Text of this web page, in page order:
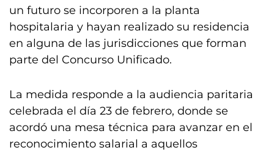
un futuro se incorporen a la planta
hospitalaria y hayan realizado su residencia
en alguna de las jurisdicciones que forman
parte del Concurso Unificado.
La medida responde a la audiencia paritaria
celebrada el día 23 de febrero, donde se
acordó una mesa técnica para avanzar en el
reconocimiento salarial a aquellos